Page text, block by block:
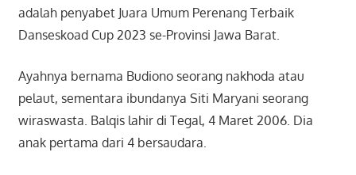
adalah penyabet Juara Umum Perenang Terbaik
Danseskoad Cup 2023 se-Provinsi Jawa Barat.
Ayahnya bernama Budiono seorang nakhoda atau
pelaut, sementara ibundanya Siti Maryani seorang
wiraswasta. Balqis lahir di Tegal, 4 Maret 2006. Dia
anak pertama dari 4 bersaudara.